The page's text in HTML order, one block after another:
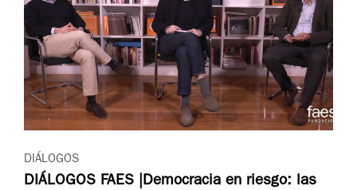
DIÁLOGOS
DIÁLOGOS FAES |Democracia en riesgo: las